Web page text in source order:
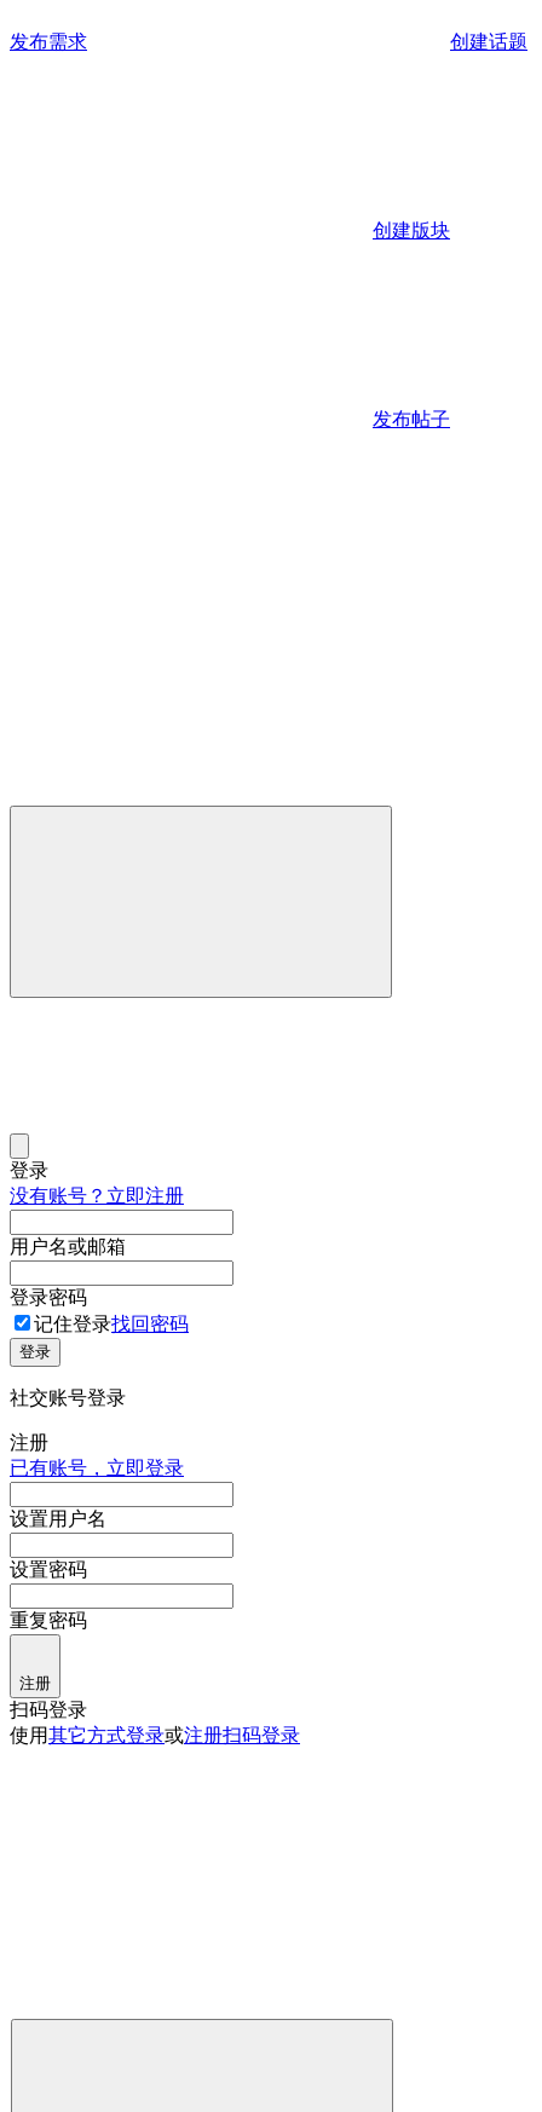
发布需求 创建话题
创建版块
发布帖子
登录
没有账号？立即注册
用户名或邮箱
登录密码
记住登录找回密码
登录
社交账号登录
注册
已有账号，立即登录
设置用户名
设置密码
重复密码
注册
扫码登录
使用其它方式登录或注册扫码登录